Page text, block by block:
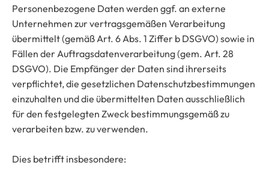
Personenbezogene Daten werden ggf. an externe
Unternehmen zur vertragsgemäßen Verarbeitung
übermittelt (gemäß Art. 6 Abs. 1 Ziffer b DSGVO) sowie in
Fällen der Auftragsdatenverarbeitung (gem. Art. 28
DSGVO). Die Empfänger der Daten sind ihrerseits
verpflichtet, die gesetzlichen Datenschutzbestimmungen
einzuhalten und die übermittelten Daten ausschließlich
für den festgelegten Zweck bestimmungsgemäß zu
verarbeiten bzw. zu verwenden.
Dies betrifft insbesondere: